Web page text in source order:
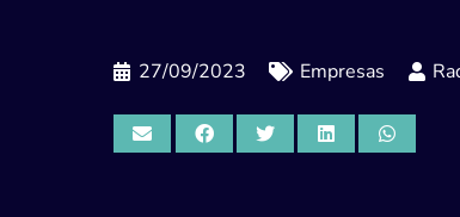
27/09/2023 Empresas